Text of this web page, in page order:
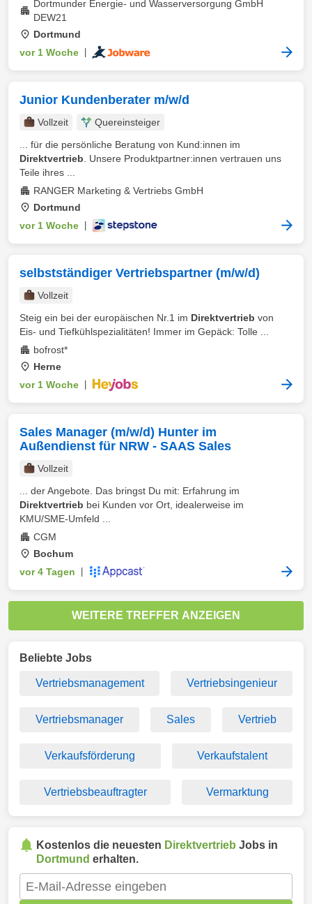
Dortmunder Energie- und Wasserversorgung GmbH
DEW21
Dortmund
vor 1 Woche
Junior Kundenberater m/w/d
Vollzeit
Quereinsteiger
... für die persönliche Beratung von Kund:innen im
Direktvertrieb . Unsere Produktpartner:innen vertrauen uns
Teile ihres ...
RANGER Marketing & Vertriebs GmbH
Dortmund
vor 1 Woche
selbstständiger Vertriebspartner (m/w/d)
Vollzeit
Steig ein bei der europäischen Nr.1 im Direktvertrieb von
Eis- und Tiefkühlspezialitäten! Immer im Gepäck: Tolle ...
bofrost*
Herne
vor 1 Woche
Sales Manager (m/w/d) Hunter im
Außendienst für NRW - SAAS Sales
Vollzeit
... der Angebote. Das bringst Du mit: Erfahrung im
Direktvertrieb bei Kunden vor Ort, idealerweise im
KMU/SME-Umfeld ...
CGM
Bochum
vor 4 Tagen
WEITERE TREFFER ANZEIGEN
Beliebte Jobs
Vertriebsmanagement Vertriebsingenieur
Vertriebsmanager Sales Vertrieb
Verkaufsförderung Verkaufstalent
Vertriebsbeauftragter Vermarktung
Kostenlos die neuesten Direktvertrieb Jobs in
Dortmund erhalten.